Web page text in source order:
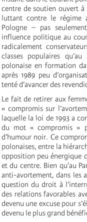
centre de soutien ouvert
luttant contre le régime
Pologne – pas
influence politique au
radicalement
classes populaires
polonaise en formation
après 1989 peu
tenté d’avancer des
Le fait de retirer aux
« compromis sur
laquelle la loi de 1993 a
du mot « compromis »
d’humour noir. Ce
polonaises, entre la
opposition peu énergique
et du centre. Bien qu’au
anti-avortement, dans les
question du droit à
des relations favorables
devenu une excuse pour
devenu le plus grand